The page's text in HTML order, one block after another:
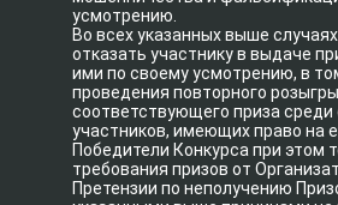
усмотрению.
Во всех указанных выше
отказать участнику в выдаче
ими по своему усмотрению, в
проведения повторного
соответствующего приза среди
участников, имеющих право на
Победители Конкурса при этом
требования призов от
Претензии по неполучению